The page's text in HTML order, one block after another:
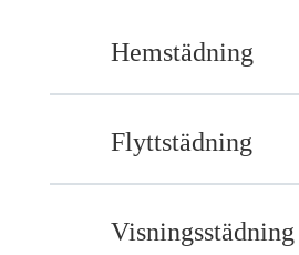
Hemstädning
Flyttstädning
Visningsstädning